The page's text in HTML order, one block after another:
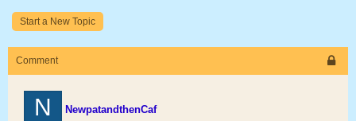
Start a New Topic
Comment
N NewpatandthenCaf